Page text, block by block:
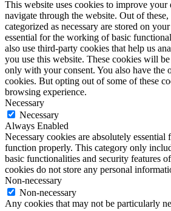
This website uses cookies to improve
navigate through the website. Out of these,
categorized as necessary are stored on
essential for the working of basic
also use third-party cookies that help us
you use this website. These cookies will
only with your consent. You also have the
cookies. But opting out of some of these
browsing experience.
Necessary
Necessary
Always Enabled
Necessary cookies are absolutely essential
function properly. This category only
basic functionalities and security features
cookies do not store any personal
Non-necessary
Non-necessary
Any cookies that may not be particularly